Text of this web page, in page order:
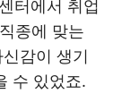
터에서 취업
종에 맞는
감이 생기
수 있었죠.